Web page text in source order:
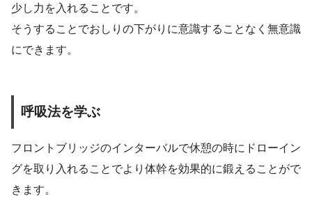
少し力を入れることです。
そうすることでおしりの下がりに意識することなく無意識
にできます。
呼吸法を学ぶ
フロントブリッジのインターバルで休憩の時にドローイン
グを取り入れることでより体幹を効果的に鍛えることがで
きます。